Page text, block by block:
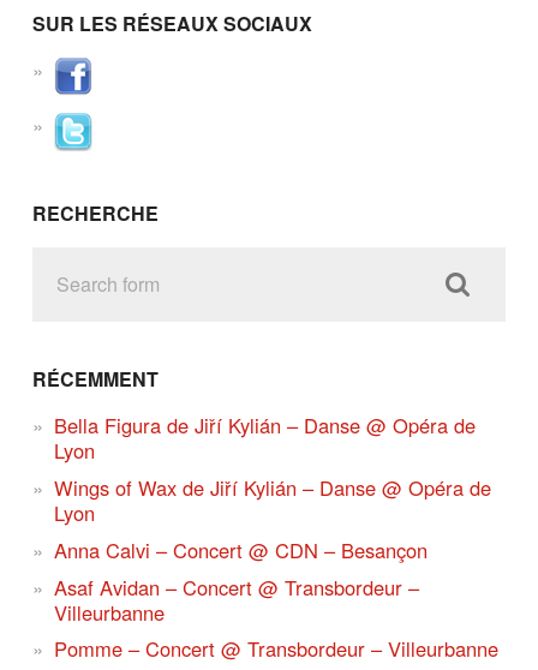
SUR LES RÉSEAUX SOCIAUX
RECHERCHE
RÉCEMMENT
Bella Figura de Jiří Kylián – Danse @ Opéra de
Lyon
Wings of Wax de Jiří Kylián – Danse @ Opéra de
Lyon
Anna Calvi – Concert @ CDN – Besançon
Asaf Avidan – Concert @ Transbordeur –
Villeurbanne
Pomme – Concert @ Transbordeur – Villeurbanne